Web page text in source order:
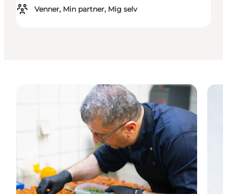
Venner, Min partner, Mig selv